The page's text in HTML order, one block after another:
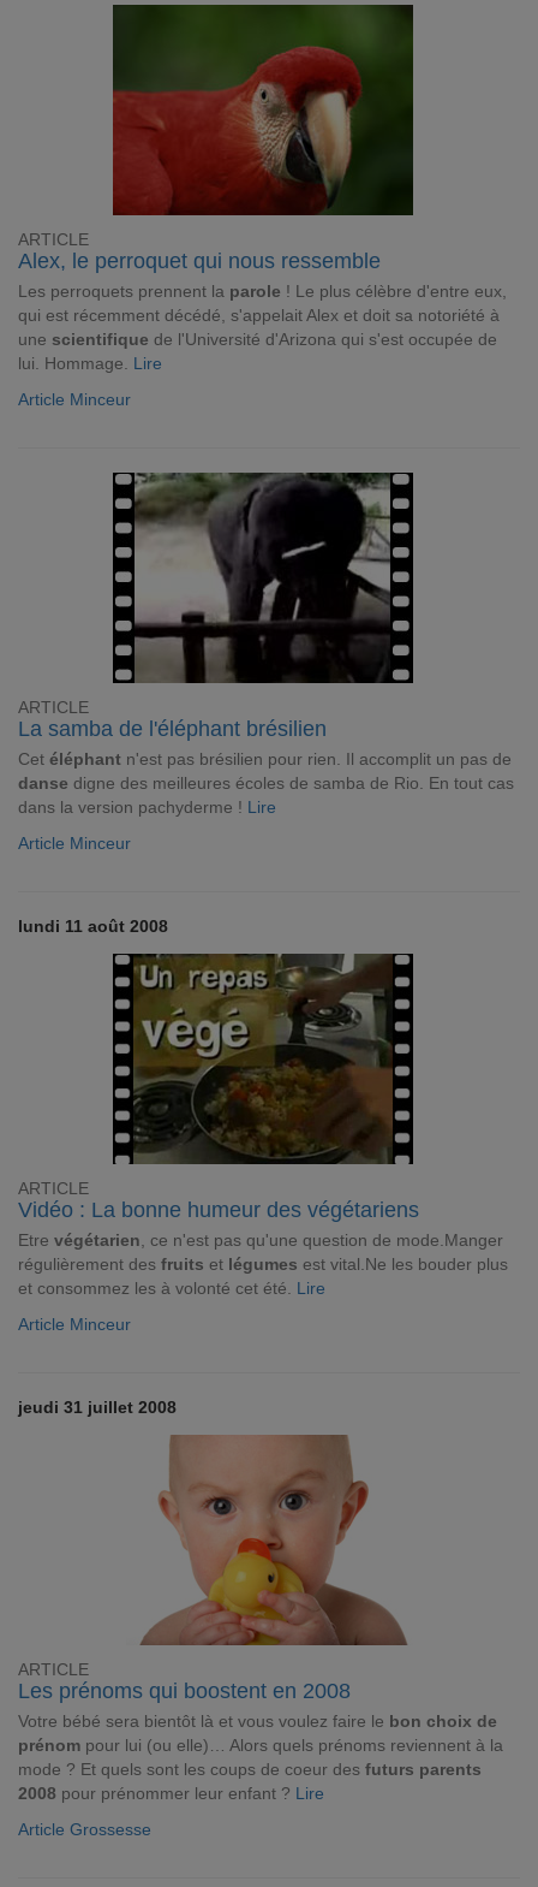
ARTICLE
Alex, le perroquet qui nous ressemble
Les perroquets prennent la parole ! Le plus célèbre d'entre eux,
qui est récemment décédé, s'appelait Alex et doit sa notoriété à
une scientifique de l'Université d'Arizona qui s'est occupée de
lui. Hommage. Lire
Article Minceur
ARTICLE
La samba de l'éléphant brésilien
Cet éléphant n'est pas brésilien pour rien. Il accomplit un pas de
danse digne des meilleures écoles de samba de Rio. En tout cas
dans la version pachyderme ! Lire
Article Minceur
lundi 11 août 2008
ARTICLE
Vidéo : La bonne humeur des végétariens
Etre végétarien , ce n'est pas qu'une question de mode.Manger
régulièrement des fruits et légumes est vital.Ne les bouder plus
et consommez les à volonté cet été. Lire
Article Minceur
jeudi 31 juillet 2008
ARTICLE
Les prénoms qui boostent en 2008
Votre bébé sera bientôt là et vous voulez faire le bon choix de
prénom pour lui (ou elle)… Alors quels prénoms reviennent à la
mode ? Et quels sont les coups de coeur des futurs parents
2008 pour prénommer leur enfant ? Lire
Article Grossesse